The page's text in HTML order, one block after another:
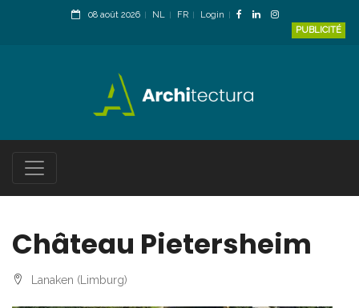
08 août 2026 NL FR
Login
PUBLICITÉ
Château Pietersheim
Lanaken (Limburg)